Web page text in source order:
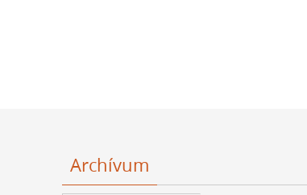
Archívum